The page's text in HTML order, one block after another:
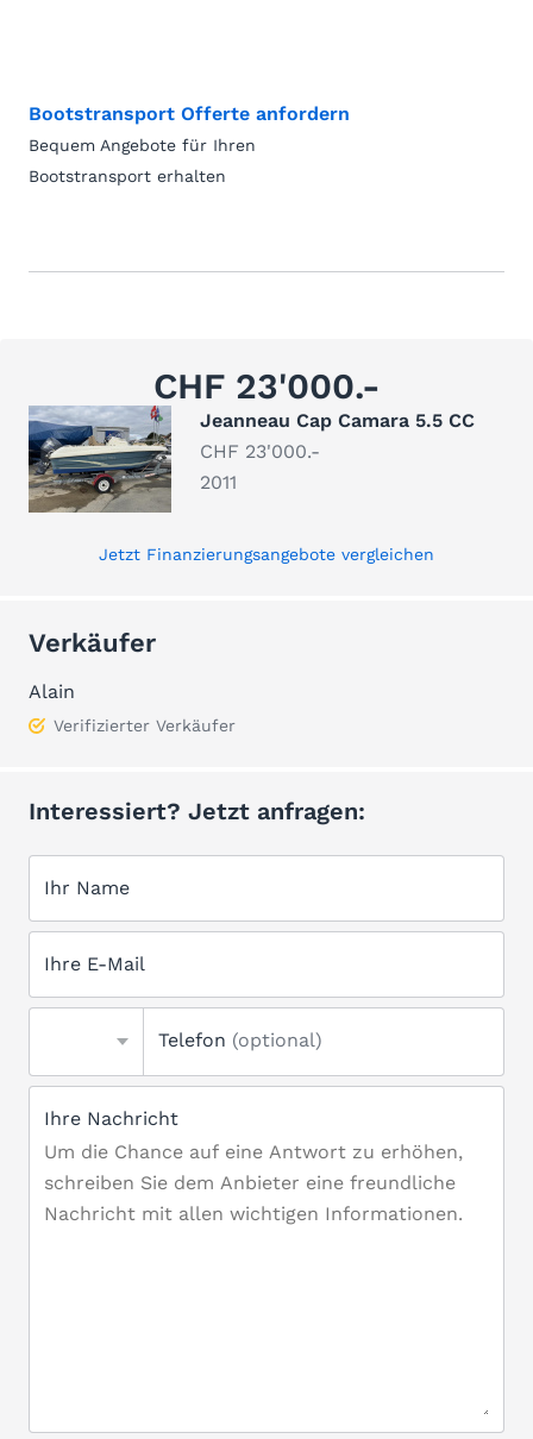
Bootstransport Offerte anfordern
Bequem Angebote für Ihren
Bootstransport erhalten
CHF 23'000.-
Jeanneau Cap Camara 5.5 CC
CHF 23'000.-
2011
Jetzt Finanzierungsangebote vergleichen
Verkäufer
Alain
Verifizierter Verkäufer
Interessiert? Jetzt anfragen:
Ihr Name
Ihre E-Mail
Telefon (optional)
Ihre Nachricht